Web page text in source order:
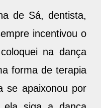
de Sá, dentista,
incentivou o
na dança
forma de terapia
se apaixonou por